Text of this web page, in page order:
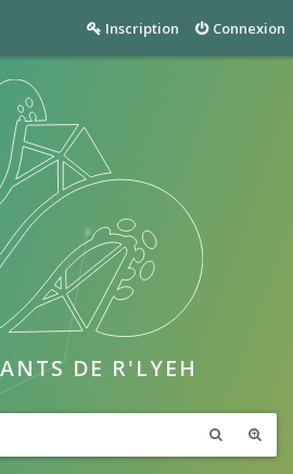
Connexion
Inscription
DE R'LYEH